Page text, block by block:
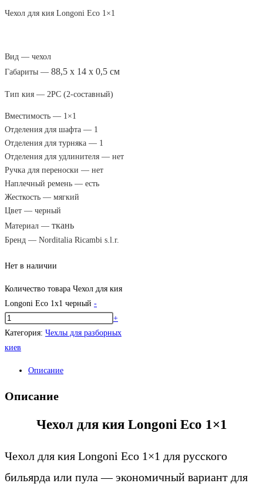
Чехол для кия Longoni Eco 1×1
Вид — чехол
Габариты — 88,5 x 14 x 0,5 см
Тип кия — 2PC (2-составный)
Вместимость — 1×1
Отделения для шафта — 1
Отделения для турняка — 1
Отделения для удлинителя — нет
Ручка для переноски — нет
Наплечный ремень — есть
Жесткость — мягкий
Цвет — черный
Материал — ткань
Бренд — Norditalia Ricambi s.l.r.
Нет в наличии
Количество товара Чехол для кия
Longoni Eco 1x1 черный -
+
Категория: Чехлы для разборных
киев
Описание
Описание
Чехол для кия Longoni Eco 1×1
Чехол для кия Longoni Eco 1×1 для русского
бильярда или пула — экономичный вариант для